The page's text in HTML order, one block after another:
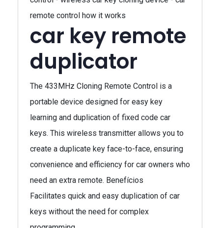
remote control how it works
car key remote
duplicator
The 433MHz Cloning Remote Control is a
portable device designed for easy key
learning and duplication of fixed code car
keys. This wireless transmitter allows you to
create a duplicate key face-to-face, ensuring
convenience and efficiency for car owners who
need an extra remote. Benefícios
Facilitates quick and easy duplication of car
keys without the need for complex